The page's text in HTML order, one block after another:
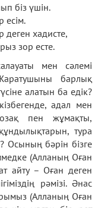
біз үшін.
есім.
деген хадисте,
зор есте.
мен сәлемі
барлық
алатын ба едік?
адал мен
пен жұмақты,
тура
Осының бәрін бізге
(Алланың Оған
айту – Оған деген
рәмізі. Әнас
(Алланың Оған